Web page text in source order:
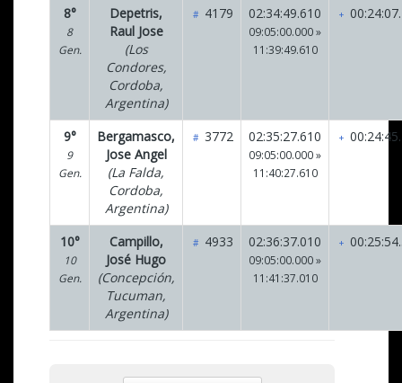
8°
8
Gen.
Depetris,
Raul Jose
(Los
Condores,
Cordoba,
Argentina)
# 4179 02:34:49.610
09:05:00.000 »
11:39:49.610
+
9°
9
Gen.
Bergamasco,
Jose Angel
(La Falda,
Cordoba,
Argentina)
# 3772 02:35:27.610
09:05:00.000 »
11:40:27.610
+
10°
10
Gen.
Campillo,
José Hugo
(Concepción,
Tucuman,
Argentina)
# 4933 02:36:37.010
09:05:00.000 »
11:41:37.010
+